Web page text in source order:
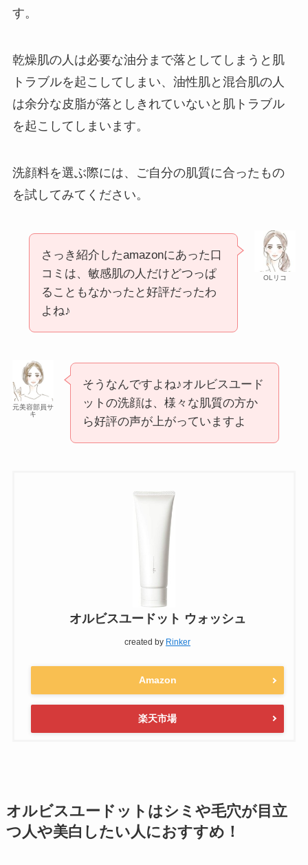
す。
乾燥肌の人は必要な油分まで落としてしまうと肌
トラブルを起こしてしまい、油性肌と混合肌の人
は余分な皮脂が落としきれていないと肌トラブル
を起こしてしまいます。
洗顔料を選ぶ際には、ご自分の肌質に合ったもの
を試してみてください。
OLリコ
さっき紹介したamazonにあった口
コミは、敏感肌の人だけどつっぱ
ることもなかったと好評だったわ
よね♪
元美容部員サ
キ
そうなんですよね♪オルビスユード
ットの洗顔は、様々な肌質の方か
ら好評の声が上がっていますよ
オルビスユードット ウォッシュ
created by Rinker
Amazon
楽天市場
オルビスユードットはシミや毛穴が目立
つ人や美白したい人におすすめ！